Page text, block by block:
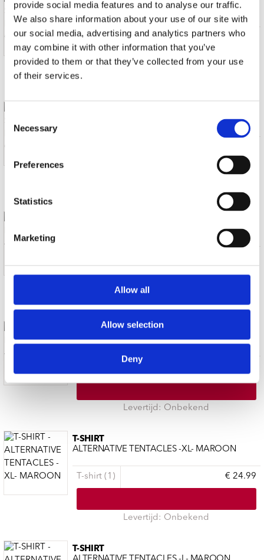
provide social media features and to analyse our traffic.
We also share information about your use of our site with
our social media, advertising and analytics partners who
may combine it with other information that you’ve
provided to them or that they’ve collected from your use
of their services.
Selection
Necessary
Preferences
Statistics
Marketing
Allow all
Allow selection
Deny
T-SHIRT -XL- LONDON CALLING
T-shirt (1) € 24.99
BLACK FLAG
T-SHIRT -L- BARS
Levertijd: Onbekend
T-SHIRT
ALTERNATIVE TENTACLES -XL- MAROON
T-shirt (1) € 24.99
Levertijd: Onbekend
T-SHIRT